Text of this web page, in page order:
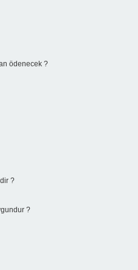
ödenecek ?
?
?